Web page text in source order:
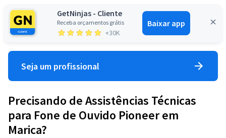
GetNinjas - Cliente
Receba orçamentos grátis
+30K
Baixar app
Entrar
Seja um profissional
Precisando de Assistências Técnicas
para Fone de Ouvido Pioneer em
Marica?